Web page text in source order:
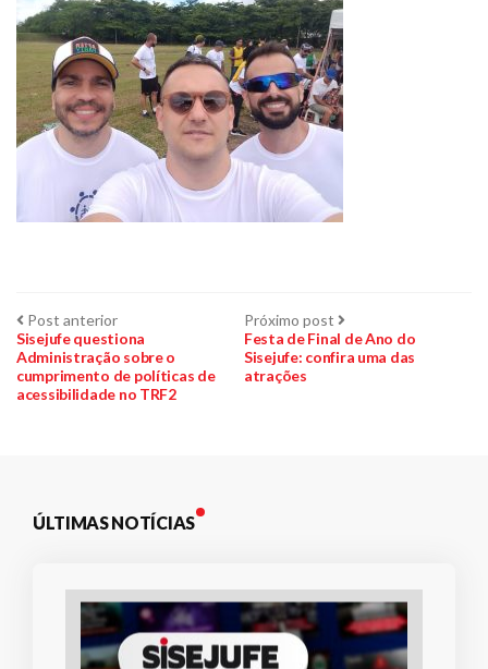
Navegação
de
Post
Post anteriorPost
anterior:
Sisejufe questiona
Administração sobre o
cumprimento de políticas de
acessibilidade no TRF2
Próximo post Próximo
post:
Festa de Final de Ano do
Sisejufe: confira uma das
atrações
ÚLTIMAS NOTÍCIAS